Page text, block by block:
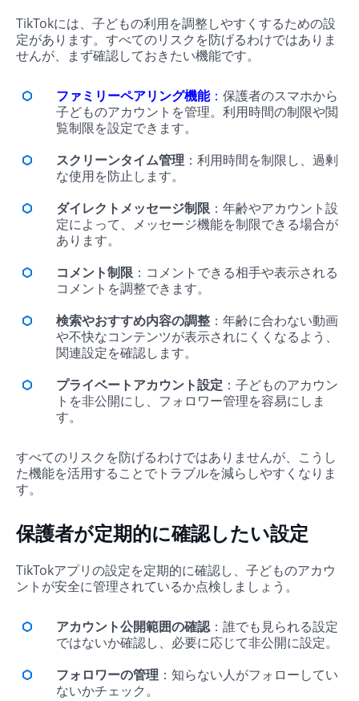
TikTokには、子どもの利用を調整しやすくするための設
定があります。すべてのリスクを防げるわけではありま
せんが、まず確認しておきたい機能です。
ファミリーペアリング機能： 保護者のスマホから
子どものアカウントを管理。利用時間の制限や閲
覧制限を設定できます。
スクリーンタイム管理：利用時間を制限し、過剰
な使用を防止します。
ダイレクトメッセージ制限：年齢やアカウント設
定によって、メッセージ機能を制限できる場合が
あります。
コメント制限：コメントできる相手や表示される
コメントを調整できます。
検索やおすすめ内容の調整 ：年齢に合わない動画
や不快なコンテンツが表示されにくくなるよう、
関連設定を確認します。
プライベートアカウント設定 ：子どものアカウン
トを非公開にし、フォロワー管理を容易にしま
す。
すべてのリスクを防げるわけではありませんが、こうし
た機能を活用することでトラブルを減らしやすくなりま
す。
保護者が定期的に確認したい設定
TikTokアプリの設定を定期的に確認し、子どものアカウ
ントが安全に管理されているか点検しましょう。
アカウント公開範囲の確認：誰でも見られる設定
ではないか確認し、必要に応じて非公開に設定。
フォロワーの管理：知らない人がフォローしてい
ないかチェック。